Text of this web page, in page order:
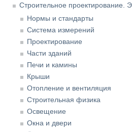
Строительное проектирование.
Нормы и стандарты
Система измерений
Проектирование
Части зданий
Печи и камины
Крыши
Отопление и вентиляция
Строительная физика
Освещение
Окна и двери